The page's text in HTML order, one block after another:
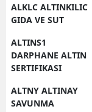
ALKLC ALTINKILIC
GIDA VE SUT
ALTINS1
DARPHANE ALTIN
SERTIFIKASI
ALTNY ALTINAY
SAVUNMA